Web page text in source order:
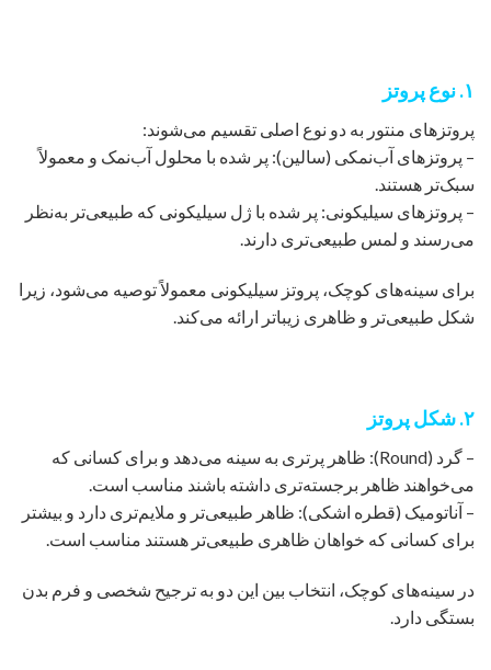
۱. نوع پروتز
پروتزهای منتور به دو نوع اصلی تقسیم می‌شوند:
– پروتزهای آب‌نمکی (سالین): پر شده با محلول آب‌نمک و معمولاً
سبک‌تر هستند.
– پروتزهای سیلیکونی: پر شده با ژل سیلیکونی که طبیعی‌تر به‌نظر
می‌رسند و لمس طبیعی‌تری دارند.
برای سینه‌های کوچک، پروتز سیلیکونی معمولاً توصیه می‌شود، زیرا
شکل طبیعی‌تر و ظاهری زیباتر ارائه می‌کند.
۲. شکل پروتز
– گرد (Round): ظاهر پرتری به سینه می‌دهد و برای کسانی که
می‌خواهند ظاهر برجسته‌تری داشته باشند مناسب است.
– آناتومیک (قطره اشکی): ظاهر طبیعی‌تر و ملایم‌تری دارد و بیشتر
برای کسانی که خواهان ظاهری طبیعی‌تر هستند مناسب است.
در سینه‌های کوچک، انتخاب بین این دو به ترجیح شخصی و فرم بدن
بستگی دارد.